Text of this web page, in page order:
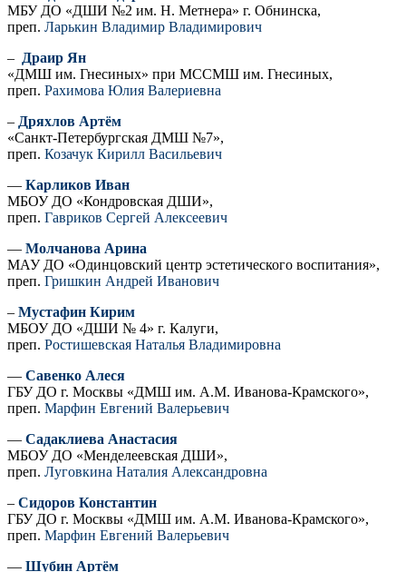
МБУ ДО «ДШИ №2 им. Н. Метнера» г. Обнинска,
преп. Ларькин Владимир Владимирович
– Драир Ян
«ДМШ им. Гнесиных» при МССМШ им. Гнесиных,
преп. Рахимова Юлия Валериевна
– Дряхлов Артём
«Санкт-Петербургская ДМШ №7»,
преп. Козачук Кирилл Васильевич
— Карликов Иван
МБОУ ДО «Кондровская ДШИ»,
преп. Гавриков Сергей Алексеевич
— Молчанова Арина
МАУ ДО «Одинцовский центр эстетического воспитания»,
преп. Гришкин Андрей Иванович
– Мустафин Кирим
МБОУ ДО «ДШИ № 4» г. Калуги,
преп. Ростишевская Наталья Владимировна
— Савенко Алеся
ГБУ ДО г. Москвы «ДМШ им. А.М. Иванова-Крамского»,
преп. Марфин Евгений Валерьевич
— Садаклиева Анастасия
МБОУ ДО «Менделеевская ДШИ»,
преп. Луговкина Наталия Александровна
– Сидоров Константин
ГБУ ДО г. Москвы «ДМШ им. А.М. Иванова-Крамского»,
преп. Марфин Евгений Валерьевич
— Шубин Артём